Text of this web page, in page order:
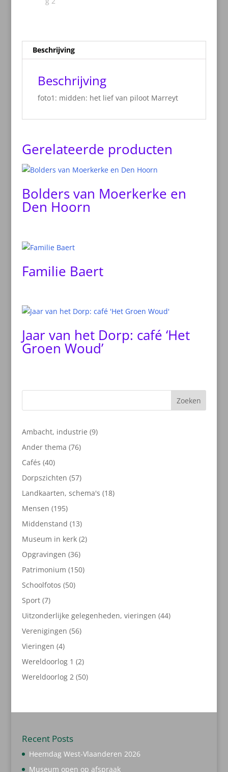
Beschrijving
Beschrijving
foto1: midden: het lief van piloot Marreyt
Gerelateerde producten
Bolders van Moerkerke en
Den Hoorn
Familie Baert
Jaar van het Dorp: café ‘Het
Groen Woud’
Zoeken
Ambacht, industrie 99
Ander thema 7676
Cafés 4040
producten
Dorpszichten 5757
producten
Landkaarten, schema's 1818
Mensen 195195
producten
Middenstand 1313
producten
Museum in kerk 22
Opgravingen 3636
producten
Patrimonium 150150
Schoolfotos 5050
Sport 77
producten
Uitzonderlijke gelegenheden, vieringen 4444
Verenigingen 5656
Vieringen 44
producten
Wereldoorlog 1 22
producten
Wereldoorlog 2 5050
Recent Posts
Heemdag West-Vlaanderen 2026
Museum open op afspraak